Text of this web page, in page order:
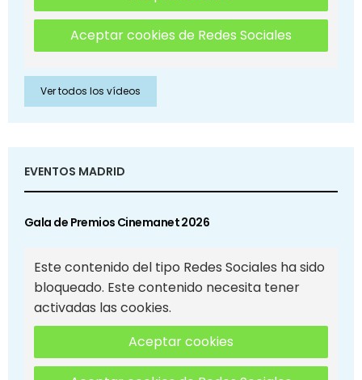
Aceptar cookies de Redes Sociales
Ver todos los vídeos
EVENTOS MADRID
Gala de Premios Cinemanet 2026
Este contenido del tipo Redes Sociales ha sido
bloqueado. Este contenido necesita tener
activadas las cookies.
Aceptar cookies